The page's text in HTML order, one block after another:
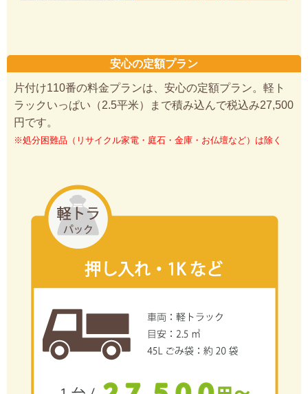
安心の定額プラン
片付け110番の料金プランは、安心の定額プラン。軽ト
ラックいっぱい（2.5平米）まで積み込んで税込み27,500
円です。
※処分困難品（リサイクル家電・庭石・金庫・お仏壇など）は除く